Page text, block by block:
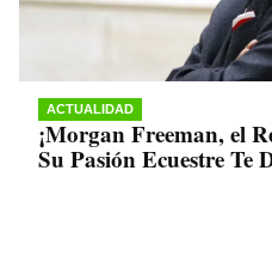
ACTUALIDAD
¡Morgan Freeman, el
Su Pasión Ecuestre Te